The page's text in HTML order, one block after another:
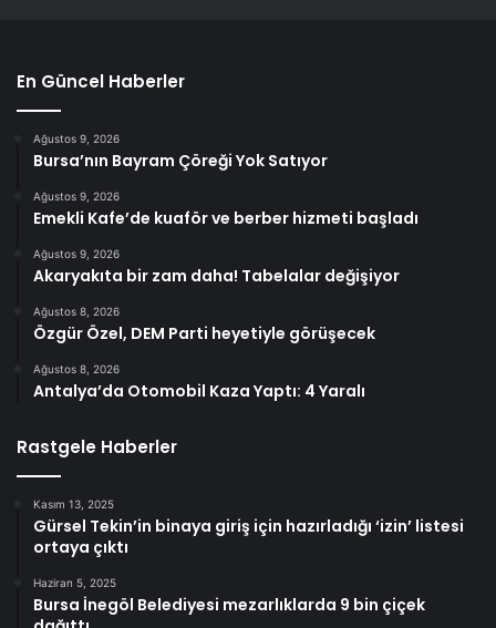
En Güncel Haberler
Ağustos 9, 2026
Bursa’nın Bayram Çöreği Yok Satıyor
Ağustos 9, 2026
Emekli Kafe’de kuaför ve berber hizmeti başladı
Ağustos 9, 2026
Akaryakıta bir zam daha! Tabelalar değişiyor
Ağustos 8, 2026
Özgür Özel, DEM Parti heyetiyle görüşecek
Ağustos 8, 2026
Antalya’da Otomobil Kaza Yaptı: 4 Yaralı
Rastgele Haberler
Kasım 13, 2025
Gürsel Tekin’in binaya giriş için hazırladığı ‘izin’ listesi
ortaya çıktı
Haziran 5, 2025
Bursa İnegöl Belediyesi mezarlıklarda 9 bin çiçek